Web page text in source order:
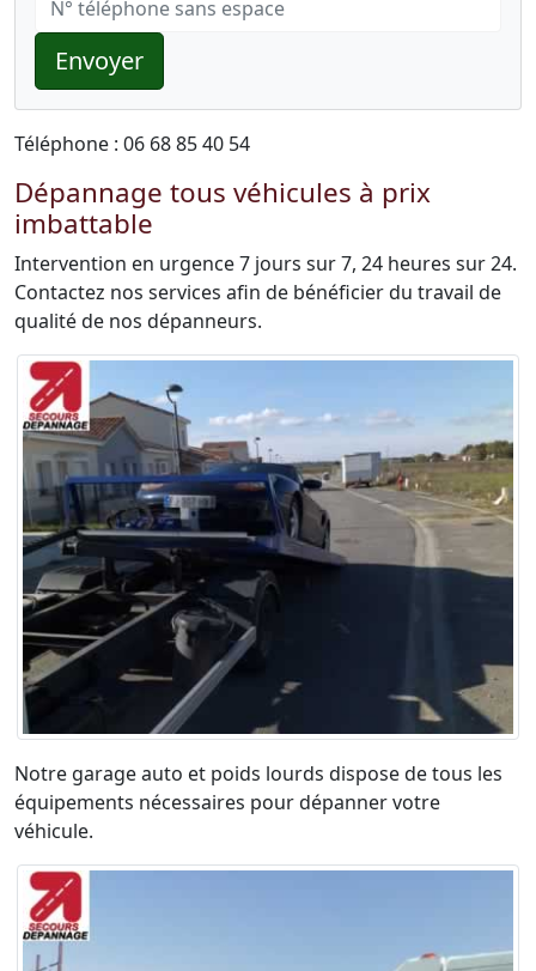
Envoyer
Téléphone : 06 68 85 40 54
Dépannage tous véhicules à prix
imbattable
Intervention en urgence 7 jours sur 7, 24 heures sur 24.
Contactez nos services afin de bénéficier du travail de
qualité de nos dépanneurs.
Notre garage auto et poids lourds dispose de tous les
équipements nécessaires pour dépanner votre
véhicule.